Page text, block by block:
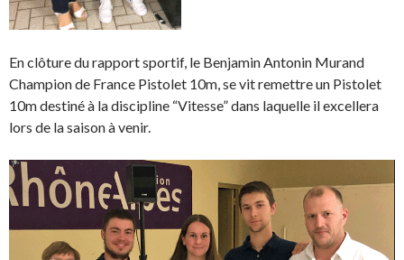
En clôture du rapport sportif, le Benjamin Antonin Murand
Champion de France Pistolet 10m, se vit remettre un Pistolet
10m destiné à la discipline “Vitesse” dans laquelle il excellera
lors de la saison à venir.